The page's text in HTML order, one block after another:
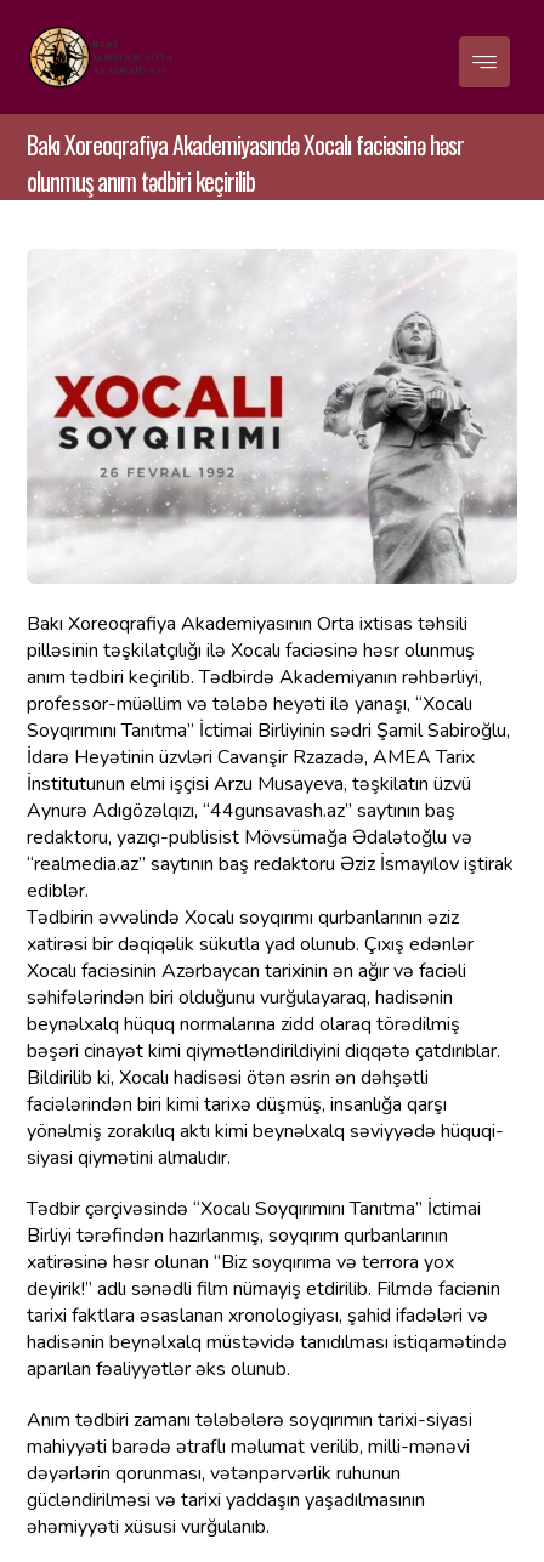
Bakı Xoreoqrafiya Akademiyasındə Xocalı faciəsinə həsr
olunmuş anım tədbiri keçirilib
Bakı Xoreoqrafiya Akademiyasının Orta ixtisas təhsili
pilləsinin təşkilatçılığı ilə Xocalı faciəsinə həsr olunmuş
anım tədbiri keçirilib. Tədbirdə Akademiyanın rəhbərliyi,
professor-müəllim və tələbə heyəti ilə yanaşı,“Xocalı
Soyqırımını Tanıtma” İctimai Birliyinin sədri Şamil Sabiroğlu,
İdarə Heyətinin üzvləri Cavanşir Rzazadə,AMEA Tarix
İnstitutunun elmi işçisi Arzu Musayeva, təşkilatın üzvü
Aynurə Adıgözəlqızı, “44gunsavash.az” saytının baş
redaktoru, yazıçı-publisist Mövsümağa Ədalətoğlu və
“realmedia.az” saytının baş redaktoru Əziz İsmayılov iştirak
ediblər.
Tədbirin əvvəlində Xocalı soyqırımı qurbanlarının əziz
xatirəsi bir dəqiqəlik sükutla yad olunub. Çıxış edənlər
Xocalı faciəsinin Azərbaycan tarixinin ən ağır və faciəli
səhifələrindən biri olduğunu vurğulayaraq, hadisənin
beynəlxalq hüquq normalarına zidd olaraq törədilmiş
bəşəri cinayət kimi qiymətləndirildiyini diqqətə çatdırıblar.
Bildirilib ki, Xocalı hadisəsi ötən əsrin ən dəhşətli
faciələrindən biri kimi tarixə düşmüş, insanlığa qarşı
yönəlmiş zorakılıq aktı kimi beynəlxalq səviyyədə hüquqi-
siyasi qiymətini almalıdır.
Tədbir çərçivəsində “Xocalı Soyqırımını Tanıtma” İctimai
Birliyi tərəfindən hazırlanmış, soyqırım qurbanlarının
xatirəsinə həsr olunan “Biz soyqırıma və terrora yox
deyirik!” adlı sənədli film nümayiş etdirilib. Filmdə faciənin
tarixi faktlara əsaslanan xronologiyası, şahid ifadələri və
hadisənin beynəlxalq müstəvidə tanıdılması istiqamətində
aparılan fəaliyyətlər əks olunub.
Anım tədbiri zamanı tələbələrə soyqırımın tarixi-siyasi
mahiyyəti barədə ətraflı məlumat verilib, milli-mənəvi
dəyərlərin qorunması, vətənpərvərlik ruhunun
gücləndirilməsi və tarixi yaddaşın yaşadılmasının
əhəmiyyəti xüsusi vurğulanıb.